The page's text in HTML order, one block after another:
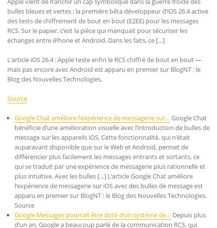
bulles bleues et vertes : la première bêta développeur d’iOS 26.4 active
des tests de chiffrement de bout en bout (E2EE) pour les messages
RCS. Sur le papier, c’est la pièce qui manquait pour sécuriser les
échanges entre iPhone et Android. Dans les faits, ce […]
L’article iOS 26.4 : Apple teste enfin le RCS chiffré de bout en bout —
mais pas encore avec Android est apparu en premier sur BlogNT : le
Blog des Nouvelles Technologies.
Source
Google Chat améliore l’expérience de messagerie sur…Google Chat
bénéficie d’une amélioration visuelle avec l’introduction de bulles de
message sur les appareils iOS. Cette fonctionnalité, qui n’était
auparavant disponible que sur le Web et Android, permet de
différencier plus facilement les messages entrants et sortants, ce
qui se traduit par une expérience de messagerie plus rationnelle et
plus intuitive. Avec les bulles […] L’article Google Chat améliore
l’expérience de messagerie sur iOS avec des bulles de message est
apparu en premier sur BlogNT : le Blog des Nouvelles Technologies.
Source
Google Messages pourrait être doté d’un système de… Depuis plus
d’un an, Google a beaucoup parlé de la communication RCS, qui